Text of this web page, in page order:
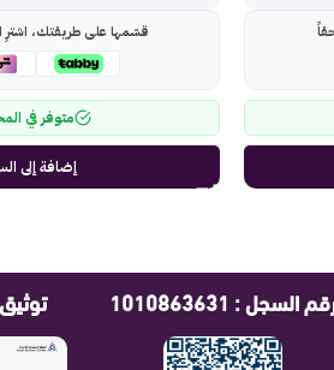
قسّمها على طريقتك، اشترِ
متوفر في
إضافة إلى
السجل : 1010863631